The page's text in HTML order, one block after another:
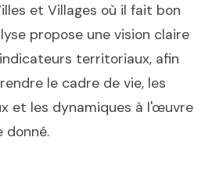
et Villages où il fait bon
propose une vision claire
territoriaux, afin
le cadre de vie, les
et les dynamiques à l'œuvre
donné.